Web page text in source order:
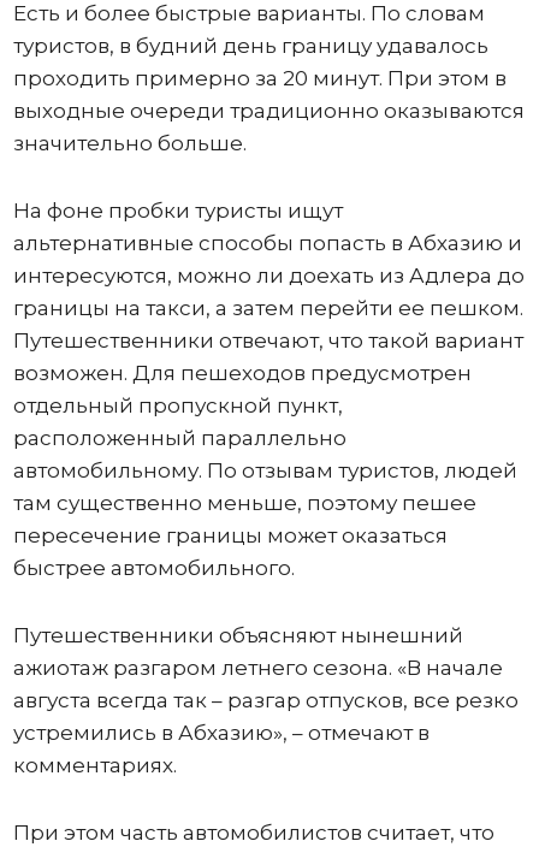
Есть и более быстрые варианты. По словам
туристов, в будний день границу удавалось
проходить примерно за 20 минут. При этом в
выходные очереди традиционно оказываются
значительно больше.
На фоне пробки туристы ищут
альтернативные способы попасть в Абхазию и
интересуются, можно ли доехать из Адлера до
границы на такси, а затем перейти ее пешком.
Путешественники отвечают, что такой вариант
возможен. Для пешеходов предусмотрен
отдельный пропускной пункт,
расположенный параллельно
автомобильному. По отзывам туристов, людей
там существенно меньше, поэтому пешее
пересечение границы может оказаться
быстрее автомобильного.
Путешественники объясняют нынешний
ажиотаж разгаром летнего сезона. «В начале
августа всегда так – разгар отпусков, все резко
устремились в Абхазию», – отмечают в
комментариях.
При этом часть автомобилистов считает, что